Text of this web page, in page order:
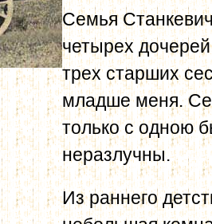
Семья
четырех
трех старших
младше меня.
только с одною
неразлучны.
Из раннего